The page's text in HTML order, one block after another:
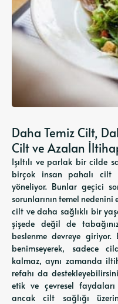
Daha Temiz Cilt,
Cilt ve Azalan
Işıltılı ve parlak bir cilde
birçok insan pahalı cilt
yöneliyor. Bunlar geçici
sorunlarının temel
cilt ve daha sağlıklı bir
şişede değil de
beslenme devreye giriyor.
benimseyerek, sadece
kalmaz, aynı zamanda
refahı da
etik ve çevresel faydaları
ancak cilt sağlığı